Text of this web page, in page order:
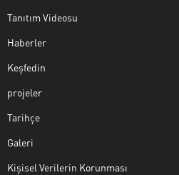
Tanıtım Videosu
Haberler
Keşfedin
projeler
Tarihçe
Galeri
Kişisel Verilerin Korunması